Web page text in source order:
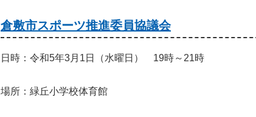
倉敷市スポーツ推進委員協議会
日時：令和5年3月1日（水曜日） 19時～21時
場所：緑丘小学校体育館